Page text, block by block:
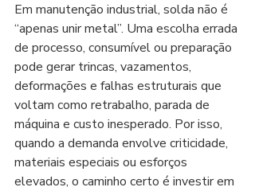
Em manutenção industrial, solda não é
“apenas unir metal”. Uma escolha errada
de processo, consumível ou preparação
pode gerar trincas, vazamentos,
deformações e falhas estruturais que
voltam como retrabalho, parada de
máquina e custo inesperado. Por isso,
quando a demanda envolve criticidade,
materiais especiais ou esforços
elevados, o caminho certo é investir em